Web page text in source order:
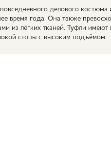
делового костюма
время года. Она также
из лёгких тканей. Туфли имеют
стопы с высоким подъёмом.